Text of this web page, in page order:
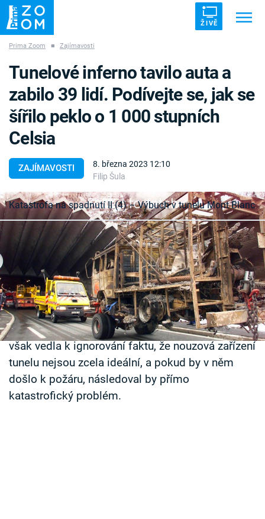
ŽIVĚ
ZÁHADY VETŘELCI DÁVNOVĚKU
Témata
Témata
Pořady
TV Program
Časopis
Sledujte prima+
Přihlášení
Sledujte nás
Prima Zoom ■ Zajímavosti
ZAJÍMAVOSTI
8. března 2023 12:10
Filip Šula
Tunelové inferno tavilo auta a
zabilo 39 lidí. Podívejte se, jak se
šířilo peklo o 1 000 stupních
Celsia
Failed to fetch
Katastrofa na spadnutí II (4) – Výbuch v tunelu Mont Blanc
Montblanský tunel byl považovaný za jedno z
nejbezpečnějších přepravních míst na světě.
Jedna z hlavních dopravních cest přes Alpy je 8,6
metrů široká, 11 kilometrů dlouhá a vede z
francouzského města Chamonix do italského
města Aosta. Dlouhá léta bez jakýchkoli závad
však vedla k ignorování faktu, že nouzová zařízení
tunelu nejsou zcela ideální, a pokud by v něm
došlo k požáru, následoval by přímo
katastrofický problém.